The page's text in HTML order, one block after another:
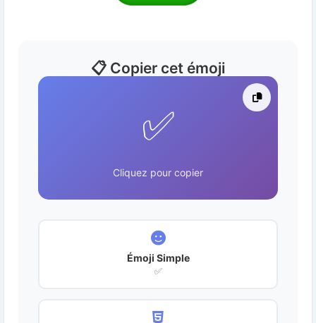
📋 Copier cet émoji
✅
Cliquez pour copier
Émoji Simple
✅